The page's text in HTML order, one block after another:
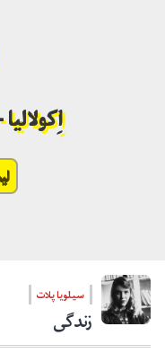
سیلویا پلات
زندگی